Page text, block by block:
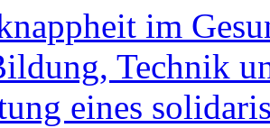
im
Technik
eines